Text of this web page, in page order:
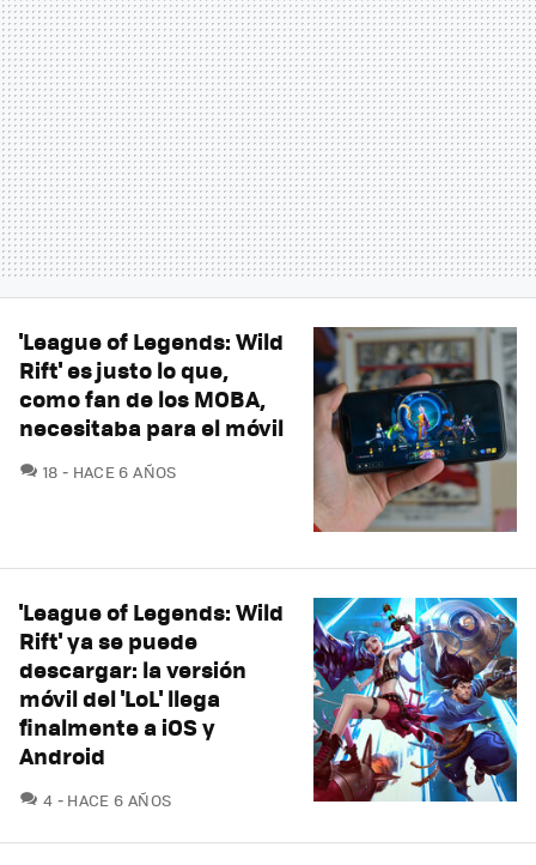
'League of Legends: Wild
Rift' es justo lo que,
como fan de los MOBA,
necesitaba para el móvil
18 COMENTARIOS
HACE 6 AÑOS
'League of Legends: Wild
Rift' ya se puede
descargar: la versión
móvil del 'LoL' llega
finalmente a iOS y
Android
4 COMENTARIOS
HACE 6 AÑOS